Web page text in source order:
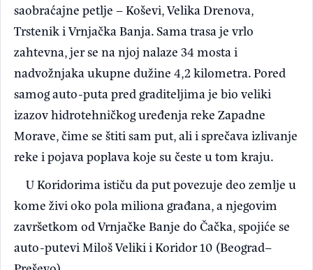
saobraćajne petlje – Koševi, Velika Drenova,
Trstenik i Vrnjačka Banja. Sama trasa je vrlo
zahtevna, jer se na njoj nalaze 34 mosta i
nadvožnjaka ukupne dužine 4,2 kilometra. Pored
samog auto-puta pred graditeljima je bio veliki
izazov hidrotehničkog uređenja reke Zapadne
Morave, čime se štiti sam put, ali i sprečava izlivanje
reke i pojava poplava koje su česte u tom kraju.
U Koridorima ističu da put povezuje deo zemlje u
kome živi oko pola miliona građana, a njegovim
završetkom od Vrnjačke Banje do Čačka, spojiće se
auto-putevi Miloš Veliki i Koridor 10 (Beograd–